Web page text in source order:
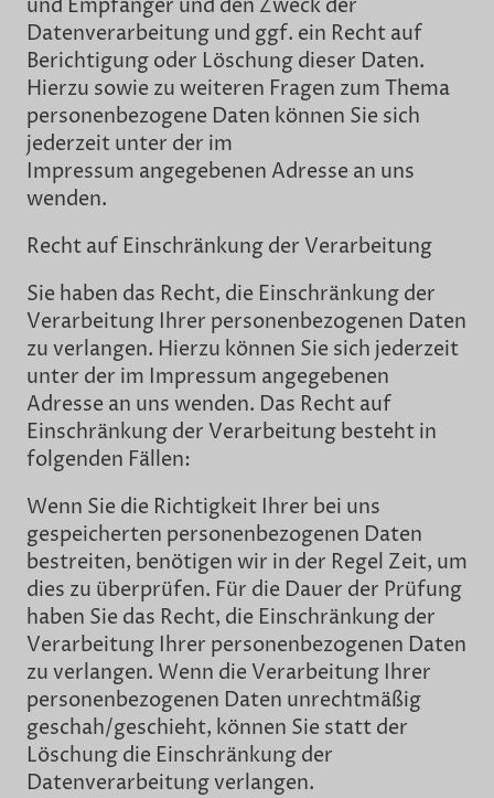
und Empfänger und den Zweck der
Datenverarbeitung und ggf. ein Recht auf
Berichtigung oder Löschung dieser Daten.
Hierzu sowie zu weiteren Fragen zum Thema
personenbezogene Daten können Sie sich
jederzeit unter der im
Impressum angegebenen Adresse an uns
wenden.
Recht auf Einschränkung der Verarbeitung
Sie haben das Recht, die Einschränkung der
Verarbeitung Ihrer personenbezogenen Daten
zu verlangen. Hierzu können Sie sich jederzeit
unter der im Impressum angegebenen
Adresse an uns wenden. Das Recht auf
Einschränkung der Verarbeitung besteht in
folgenden Fällen:
Wenn Sie die Richtigkeit Ihrer bei uns
gespeicherten personenbezogenen Daten
bestreiten, benötigen wir in der Regel Zeit, um
dies zu überprüfen. Für die Dauer der Prüfung
haben Sie das Recht, die Einschränkung der
Verarbeitung Ihrer personenbezogenen Daten
zu verlangen. Wenn die Verarbeitung Ihrer
personenbezogenen Daten unrechtmäßig
geschah/geschieht, können Sie statt der
Löschung die Einschränkung der
Datenverarbeitung verlangen.